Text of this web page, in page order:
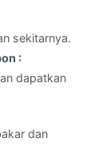
sekitarnya.
:
dapatkan
dan